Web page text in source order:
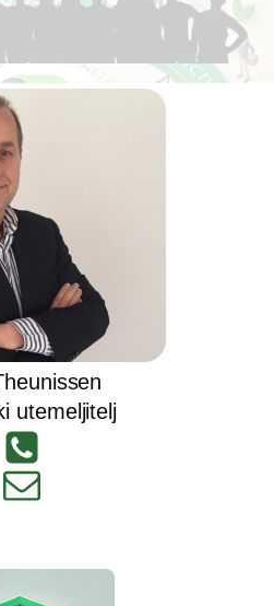
utemeljitelj